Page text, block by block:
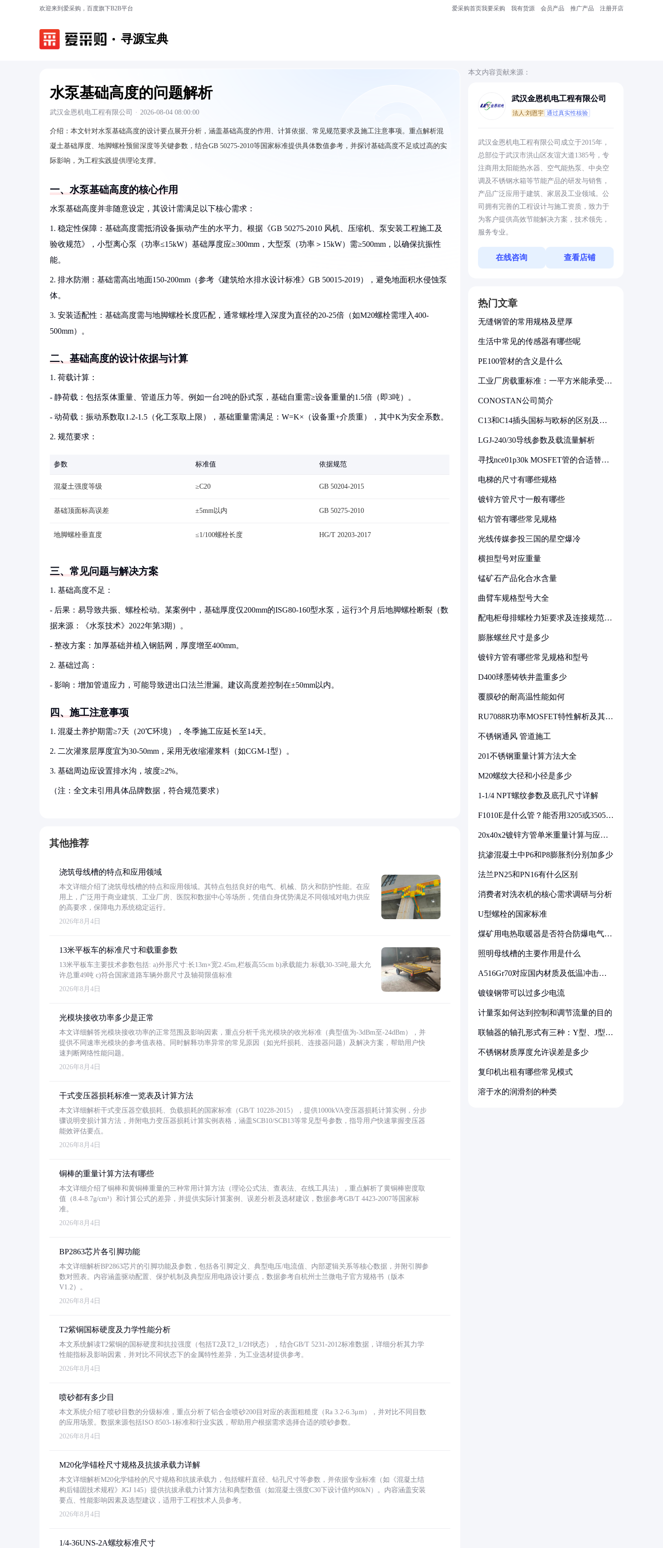
欢迎来到爱采购，百度旗下B2B平台 爱采购首页我要采购 我有货源 会员产品 推广产品 注册开店
寻源宝典
水泵基础高度的问题解析
武汉金恩机电工程有限公司 · 2026-08-04 08:00:00
介绍： 本文针对水泵基础高度的设计要点展开分析，涵盖基础高度的作用、计算依据、常见规范要求及施工注意事项。重点解析混
凝土基础厚度、地脚螺栓预留深度等关键参数，结合GB 50275-2010等国家标准提供具体数值参考，并探讨基础高度不足或过高的实
际影响，为工程实践提供理论支撑。
一、水泵基础高度的核心作用
水泵基础高度并非随意设定，其设计需满足以下核心需求：
1. 稳定性保障：基础高度需抵消设备振动产生的水平力。根据《GB 50275-2010 风机、压缩机、泵安装工程施工及
验收规范》，小型离心泵（功率≤15kW）基础厚度应≥300mm，大型泵（功率＞15kW）需≥500mm，以确保抗振性
能。
2. 排水防潮：基础需高出地面150-200mm（参考《建筑给水排水设计标准》GB 50015-2019），避免地面积水侵蚀泵
体。
3. 安装适配性：基础高度需与地脚螺栓长度匹配，通常螺栓埋入深度为直径的20-25倍（如M20螺栓需埋入400-
500mm）。
二、基础高度的设计依据与计算
1. 荷载计算：
- 静荷载：包括泵体重量、管道压力等。例如一台2吨的卧式泵，基础自重需≥设备重量的1.5倍（即3吨）。
- 动荷载：振动系数取1.2-1.5（化工泵取上限），基础重量需满足：W=K×（设备重+介质重），其中K为安全系数。
2. 规范要求：
参数 标准值 依据规范
混凝土强度等级 ≥C20 GB 50204-2015
基础顶面标高误差 ±5mm以内 GB 50275-2010
地脚螺栓垂直度 ≤1/100螺栓长度 HG/T 20203-2017
三、常见问题与解决方案
1. 基础高度不足：
- 后果：易导致共振、螺栓松动。某案例中，基础厚度仅200mm的ISG80-160型水泵，运行3个月后地脚螺栓断裂（数
据来源：《水泵技术》2022年第3期）。
- 整改方案：加厚基础并植入钢筋网，厚度增至400mm。
2. 基础过高：
- 影响：增加管道应力，可能导致进出口法兰泄漏。建议高度差控制在±50mm以内。
四、施工注意事项
1. 混凝土养护期需≥7天（20℃环境），冬季施工应延长至14天。
2. 二次灌浆层厚度宜为30-50mm，采用无收缩灌浆料（如CGM-1型）。
3. 基础周边应设置排水沟，坡度≥2%。
（注：全文未引用具体品牌数据，符合规范要求）
其他推荐
浇筑母线槽的特点和应用领域
本文详细介绍了浇筑母线槽的特点和应用领域。其特点包括良好的电气、机械、防火和防护性能。在应
用上，广泛用于商业建筑、工业厂房、医院和数据中心等场所，凭借自身优势满足不同领域对电力供应
的高要求，保障电力系统稳定运行。
2026年8月4日
13米平板车的标准尺寸和载重参数
13米平板车主要技术参数包括: a)外形尺寸:长13m×宽2.45m,栏板高55cm b)承载能力:标载30-35吨,最大允
许总重49吨 c)符合国家道路车辆外廓尺寸及轴荷限值标准
2026年8月4日
光模块接收功率多少是正常
本文详细解答光模块接收功率的正常范围及影响因素，重点分析千兆光模块的收光标准（典型值为-3dBm至-24dBm），并
提供不同速率光模块的参考值表格。同时解释功率异常的常见原因（如光纤损耗、连接器问题）及解决方案，帮助用户快
速判断网络性能问题。
2026年8月4日
干式变压器损耗标准一览表及计算方法
本文详细解析干式变压器空载损耗、负载损耗的国家标准（GB/T 10228-2015），提供1000kVA变压器损耗计算实例，分步
骤说明变损计算方法，并附电力变压器损耗计算实例表格，涵盖SCB10/SCB13等常见型号参数，指导用户快速掌握变压器
能效评估要点。
2026年8月4日
铜棒的重量计算方法有哪些
本文详细介绍了铜棒和黄铜棒重量的三种常用计算方法（理论公式法、查表法、在线工具法），重点解析了黄铜棒密度取
值（8.4-8.7g/cm³）和计算公式的差异，并提供实际计算案例、误差分析及选材建议，数据参考GB/T 4423-2007等国家标
准。
2026年8月4日
BP2863芯片各引脚功能
本文详细解析BP2863芯片的引脚功能及参数，包括各引脚定义、典型电压/电流值、内部逻辑关系等核心数据，并附引脚参
数对照表。内容涵盖驱动配置、保护机制及典型应用电路设计要点，数据参考自杭州士兰微电子官方规格书（版本
V1.2）。
2026年8月4日
T2紫铜国标硬度及力学性能分析
本文系统解读T2紫铜的国标硬度和抗拉强度（包括T2及T2_1/2H状态），结合GB/T 5231-2012标准数据，详细分析其力学
性能指标及影响因素，并对比不同状态下的金属特性差异，为工业选材提供参考。
2026年8月4日
喷砂都有多少目
本文系统介绍了喷砂目数的分级标准，重点分析了铝合金喷砂200目对应的表面粗糙度（Ra 3.2-6.3μm），并对比不同目数
的应用场景。数据来源包括ISO 8503-1标准和行业实践，帮助用户根据需求选择合适的喷砂参数。
2026年8月4日
M20化学锚栓尺寸规格及抗拔承载力详解
本文详细解析M20化学锚栓的尺寸规格和抗拔承载力，包括螺杆直径、钻孔尺寸等参数，并依据专业标准（如《混凝土结
构后锚固技术规程》JGJ 145）提供抗拔承载力计算方法和典型数值（如混凝土强度C30下设计值约80kN）。内容涵盖安装
要点、性能影响因素及选型建议，适用于工程技术人员参考。
2026年8月4日
1/4-36UNS-2A螺纹标准尺寸
本文内容贡献来源：
武汉金恩机电工程有限公司
法人:刘恩宇 通过真实性核验
武汉金恩机电工程有限公司成立于2015年，
总部位于武汉市洪山区友谊大道1385号，专
注商用太阳能热水器、空气能热泵、中央空
调及不锈钢水箱等节能产品的研发与销售，
产品广泛应用于建筑、家居及工业领域。公
司拥有完善的工程设计与施工资质，致力于
为客户提供高效节能解决方案，技术领先，
服务专业。
在线咨询 查看店铺
热门文章
无缝钢管的常用规格及壁厚
生活中常见的传感器有哪些呢
PE100管材的含义是什么
工业厂房载重标准：一平方米能承受多
CONOSTAN公司简介
C13和C14插头国标与欧标的区别及其
LGJ-240/30导线参数及载流量解析
寻找nce01p30k MOSFET管的合适替代
电梯的尺寸有哪些规格
镀锌方管尺寸一般有哪些
铝方管有哪些常见规格
光线传媒参投三国的星空爆冷
横担型号对应重量
锰矿石产品化合水含量
曲臂车规格型号大全
配电柜母排螺栓力矩要求及连接规范详
膨胀螺丝尺寸是多少
镀锌方管有哪些常见规格和型号
D400球墨铸铁井盖重多少
覆膜砂的耐高温性能如何
RU7088R功率MOSFET特性解析及其在
不锈钢通风 管道施工
201不锈钢重量计算方法大全
M20螺纹大径和小径是多少
1-1/4 NPT螺纹参数及底孔尺寸详解
F1010E是什么管？能否用3205或3505代
20x40x2镀锌方管单米重量计算与应用
抗渗混凝土中P6和P8膨胀剂分别加多少
法兰PN25和PN16有什么区别
消费者对洗衣机的核心需求调研与分析
U型螺栓的国家标准
煤矿用电热取暖器是否符合防爆电气设
照明母线槽的主要作用是什么
A516Gr70对应国内材质及低温冲击要
镀镍钢带可以过多少电流
计量泵如何达到控制和调节流量的目的
联轴器的轴孔形式有三种：Y型、J型、
不锈钢材质厚度允许误差是多少
复印机出租有哪些常见模式
溶于水的润滑剂的种类